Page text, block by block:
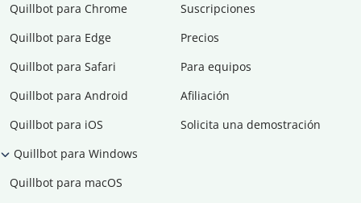
Quillbot para Chrome
Quillbot para Edge
Quillbot para Safari
Quillbot para Android
Quillbot para iOS
Quillbot para Windows
Quillbot para macOS
Suscripciones
Precios
Para equipos
Afiliación
Solicita una demostración